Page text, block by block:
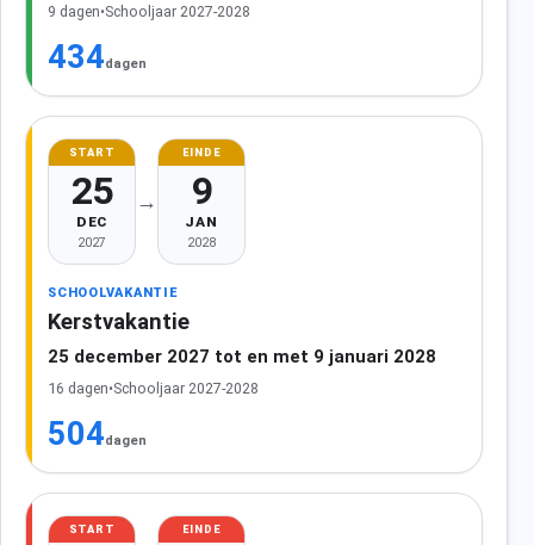
9 dagen•Schooljaar 2027-2028
434dagen
START
25
DEC
2027
→
EINDE
9
JAN
2028
SCHOOLVAKANTIE
Kerstvakantie
25 december 2027 tot en met 9 januari 2028
16 dagen•Schooljaar 2027-2028
504dagen
START EINDE